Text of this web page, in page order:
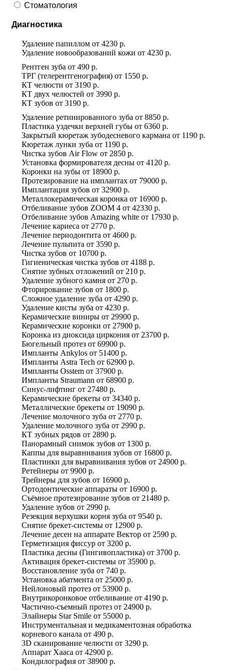
Стоматология
Диагностика
Удаление папиллом от 4230 р.
Удаление новообразований кожи от 4230 р.
Рентген зуба от 490 р.
ТРГ (телерентгенография) от 1550 р.
КТ челюсти от 3190 р.
КТ двух челюстей от 3990 р.
КТ зубов от 3190 р.
Удаление ретинированного зуба от 8850 р.
Пластика уздечки верхней губы от 6360 р.
Закрытый кюретаж зубодесневого кармана от 1190 р.
Кюретаж лунки зуба от 1190 р.
Чистка зубов Air Flow от 2850 р.
Установка формирователя десны от 4120 р.
Коронки на зубы от 18900 р.
Протезирование на имплантах от 79000 р.
Имплантация зубов от 32900 р.
Металлокерамическая коронка от 16900 р.
Отбеливание зубов ZOOM 4 от 42330 р.
Отбеливание зубов Amazing white от 17930 р.
Лечение кариеса от 2770 р.
Лечение периодонтита от 4600 р.
Лечение пульпита от 3590 р.
Чистка зубов от 10700 р.
Гигиеническая чистка зубов от 4188 р.
Снятие зубных отложений от 210 р.
Удаление зубного камня от 270 р.
Фторирование зубов от 1800 р.
Сложное удаление зуба от 4290 р.
Удаление кисты зуба от 4230 р.
Керамические виниры от 29900 р.
Керамические коронки от 27900 р.
Коронка из диоксида циркония от 23700 р.
Бюгельный протез от 69900 р.
Импланты Ankylos от 51400 р.
Импланты Astra Tech от 62900 р.
Импланты Osstem от 37900 р.
Импланты Straumann от 68900 р.
Синус-лифтинг от 27480 р.
Керамические брекеты от 34340 р.
Металлические брекеты от 19090 р.
Лечение молочного зуба от 2770 р.
Удаление молочного зуба от 2990 р.
КТ зубных рядов от 2890 р.
Панорамный снимок зубов от 1300 р.
Каппы для выравнивания зубов от 16800 р.
Пластинки для выравнивания зубов от 24900 р.
Ретейнеры от 9900 р.
Трейнеры для зубов от 16900 р.
Ортодонтические аппараты от 16900 р.
Съёмное протезирование зубов от 21480 р.
Удаление зубов от 2990 р.
Резекция верхушки корня зуба от 9540 р.
Снятие брекет-системы от 12900 р.
Лечение десен на аппарате Вектор от 2590 р.
Герметизация фиссур от 3200 р.
Пластика десны (Гингивопластика) от 3700 р.
Активация брекет-системы от 35900 р.
Восстановление зуба от 740 р.
Установка абатмента от 25000 р.
Нейлоновый протез от 53900 р.
Внутрикоронковое отбеливание от 4190 р.
Частично-съемный протез от 24900 р.
Элайнеры Star Smile от 55000 р.
Инструментальная и медикаментозная обработка
корневого канала от 490 р.
3D сканирование челюсти от 3290 р.
Аппарат Хааса от 42900 р.
Кондилография от 38900 р.